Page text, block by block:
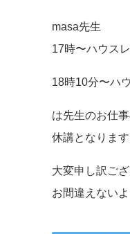
masa先生
17時〜ハウス
18時10分〜ハ
は先生のお仕
休講となります
大変申し訳ご
お間違えない